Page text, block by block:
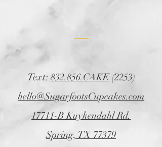
Text: 832.856.CAKE(2253)
hello@SugarfootsCupcakes.com
17711-B Kuykendahl Rd.
Spring, TX 77379